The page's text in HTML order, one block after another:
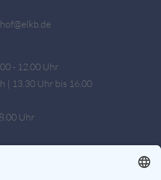
- 12.00 Uhr
| 13.30 Uhr bis 16.00
Uhr
0222 1672 56